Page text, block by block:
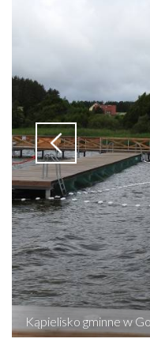
Kąpielisko gminne w